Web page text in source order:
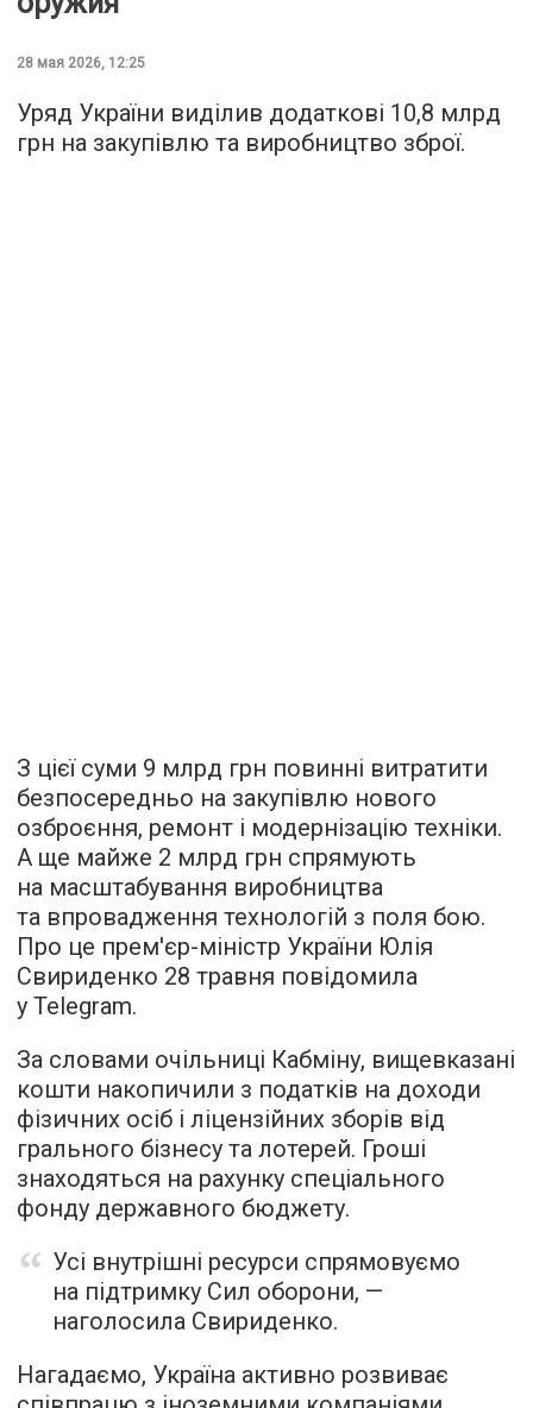
28 мая 2026, 12:25
Уряд України виділив додаткові 10,8 млрд
грн на закупівлю та виробництво зброї.
З цієї суми 9 млрд грн повинні витратити
безпосередньо на закупівлю нового
озброєння, ремонт і модернізацію техніки.
А ще майже 2 млрд грн спрямують
на масштабування виробництва
та впровадження технологій з поля бою.
Про це прем'єр-міністр України Юлія
Свириденко 28 травня повідомила
у Telegram.
За словами очільниці Кабміну, вищевказані
кошти накопичили з податків на доходи
фізичних осіб і ліцензійних зборів від
грального бізнесу та лотерей. Гроші
знаходяться на рахунку спеціального
фонду державного бюджету.
Усі внутрішні ресурси спрямовуємо
на підтримку Сил оборони, —
наголосила Свириденко.
Нагадаємо, Україна активно розвиває